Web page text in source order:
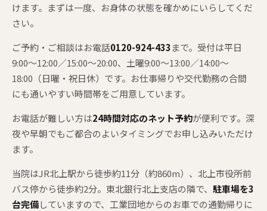
けます。まずは一度、お身体の状態を確かめにいらしてくだ
さい。
ご予約・ご相談はお電話0120-924-433まで。受付は平日
9:00〜12:00／15:00〜20:00、土曜9:00〜13:00／14:00〜
18:00（日曜・祝日休）です。お仕事帰りや交代勤務の合間
にも通いやすい時間帯をご用意しています。
お電話が難しい方は24時間対応のネット予約が便利です。深
夜や早朝でもご都合のよいタイミングでお申し込みいただけ
ます。
当院はJR北上駅から徒歩約11分（約860m）、北上市役所前
バス停から徒歩約2分。東北銀行北上支店の隣で、 駐車場を3
台完備していますので、工業団地からのお車での通勤帰りに